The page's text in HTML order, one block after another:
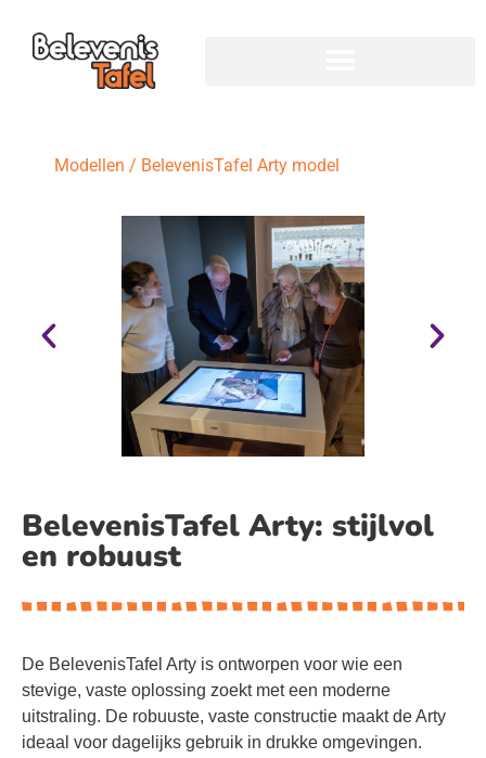
Modellen / BelevenisTafel Arty model
BelevenisTafel Arty: stijlvol
en robuust
De BelevenisTafel Arty is ontworpen voor wie een
stevige, vaste oplossing zoekt met een moderne
uitstraling. De robuuste, vaste constructie maakt de Arty
ideaal voor dagelijks gebruik in drukke omgevingen.